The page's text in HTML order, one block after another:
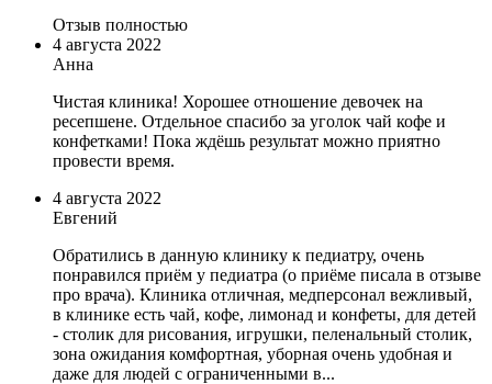
Отзыв полностью
4 августа 2022
Анна
Чистая клиника! Хорошее отношение девочек на
ресепшене. Отдельное спасибо за уголок чай кофе и
конфетками! Пока ждёшь результат можно приятно
провести время.
4 августа 2022
Евгений
Обратились в данную клинику к педиатру, очень
понравился приём у педиатра (о приёме писала в отзыве
про врача). Клиника отличная, медперсонал вежливый,
в клинике есть чай, кофе, лимонад и конфеты, для детей
- столик для рисования, игрушки, пеленальный столик,
зона ожидания комфортная, уборная очень удобная и
даже для людей с ограниченными в...